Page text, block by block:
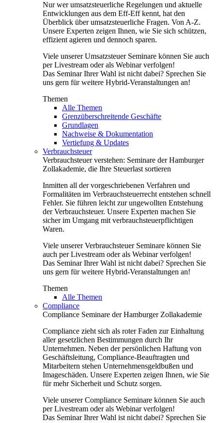
Nur wer umsatzsteuerliche Regelungen und aktuelle
Entwicklungen aus dem Eff-Eff kennt, hat den
Überblick über umsatzsteuerliche Fragen. Von A-Z.
Unsere Experten zeigen Ihnen, wie Sie sich schützen,
effizient agieren und dennoch sparen.
Viele unserer Umsatzsteuer Seminare können Sie auch
per Livestream oder als Webinar verfolgen!
Das Seminar Ihrer Wahl ist nicht dabei? Sprechen Sie
uns gern für weitere Hybrid-Veranstaltungen an!
Themen
Alle Themen
Grenzüberschreitende Geschäfte
Grundlagen
Nachweise & Dokumentation
Vertiefung & Updates
Verbrauchsteuer
Verbrauchsteuer verstehen: Seminare der Hamburger
Zollakademie, die Ihre Steuerlast sortieren
Inmitten all der vorgeschriebenen Verfahren und
Formalitäten im Verbrauchsteuerrecht entstehen schnell
Fehler. Sie führen leicht zur ungewollten Entstehung
der Verbrauchsteuer. Unsere Experten machen Sie
sicher im Umgang mit verbrauchsteuerpflichtigen
Waren.
Viele unserer Verbrauchsteuer Seminare können Sie
auch per Livestream oder als Webinar verfolgen!
Das Seminar Ihrer Wahl ist nicht dabei? Sprechen Sie
uns gern für weitere Hybrid-Veranstaltungen an!
Themen
Alle Themen
Compliance
Compliance Seminare der Hamburger Zollakademie
Compliance zieht sich als roter Faden zur Einhaltung
aller gesetzlichen Bestimmungen durch Ihr
Unternehmen. Neben der persönlichen Haftung von
Geschäftsleitung, Compliance-Beauftragten und
Mitarbeitern stehen Unternehmensgeldbußen und
Imageschäden. Unsere Experten zeigen Ihnen, wie Sie
für mehr Sicherheit und Schutz sorgen.
Viele unserer Compliance Seminare können Sie auch
per Livestream oder als Webinar verfolgen!
Das Seminar Ihrer Wahl ist nicht dabei? Sprechen Sie